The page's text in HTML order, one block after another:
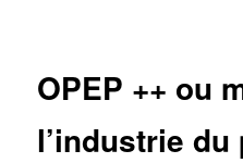
OPEP ++ ou
l’industrie du